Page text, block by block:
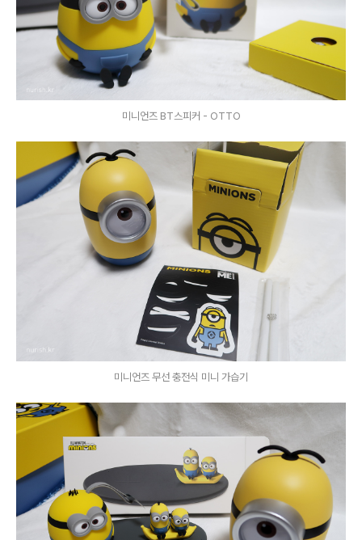
미니언즈 BT스피커 - OTTO
미니언즈 무선 충전식 미니 가습기